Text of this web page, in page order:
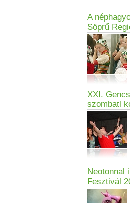
A
Söprű
XXI.
szombati
Neotonnal
Fesztivál